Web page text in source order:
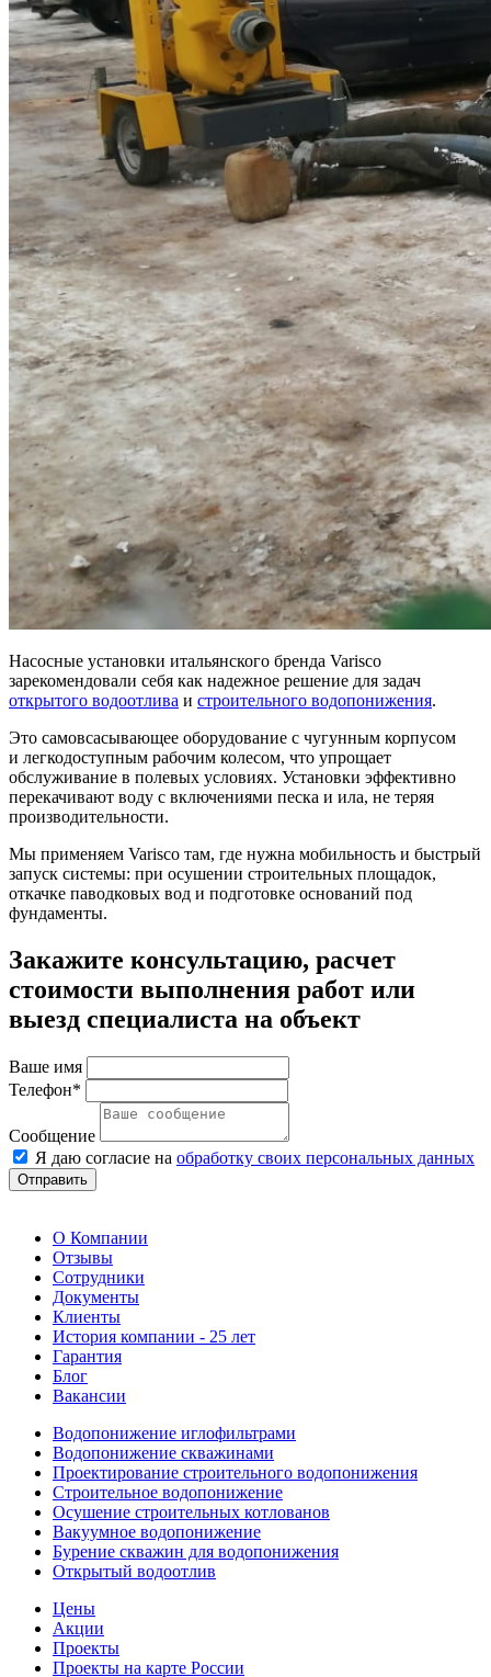
Насосные установки итальянского бренда Varisco
зарекомендовали себя как надежное решение для задач
открытого водоотлива и строительного водопонижения.
Это самовсасывающее оборудование с чугунным корпусом
и легкодоступным рабочим колесом, что упрощает
обслуживание в полевых условиях. Установки эффективно
перекачивают воду с включениями песка и ила, не теряя
производительности.
Мы применяем Varisco там, где нужна мобильность и быстрый
запуск системы: при осушении строительных площадок,
откачке паводковых вод и подготовке оснований под
фундаменты.
Закажите консультацию, расчет
стоимости выполнения работ или
выезд специалиста на объект
Ваше имя
Телефон*
Сообщение
Я даю согласие на обработку своих персональных данных
Отправить
О Компании
Отзывы
Сотрудники
Документы
Клиенты
История компании - 25 лет
Гарантия
Блог
Вакансии
Водопонижение иглофильтрами
Водопонижение скважинами
Проектирование строительного водопонижения
Строительное водопонижение
Осушение строительных котлованов
Вакуумное водопонижение
Бурение скважин для водопонижения
Открытый водоотлив
Цены
Акции
Проекты
Проекты на карте России